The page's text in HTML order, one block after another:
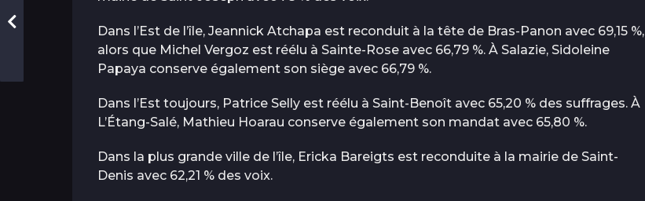
Dans l’Est de l’île, Jeannick Atchapa est reconduit à la tête de Bras-Panon avec 69,15 %,
alors que Michel Vergoz est réélu à Sainte-Rose avec 66,79 %. À Salazie, Sidoleine
Papaya conserve également son siège avec 66,79 %.
Dans l’Est toujours, Patrice Selly est réélu à Saint-Benoît avec 65,20 % des suffrages. À
L’Étang-Salé, Mathieu Hoarau conserve également son mandat avec 65,80 %.
Dans la plus grande ville de l’île, Ericka Bareigts est reconduite à la mairie de Saint-
Denis avec 62,21 % des voix.